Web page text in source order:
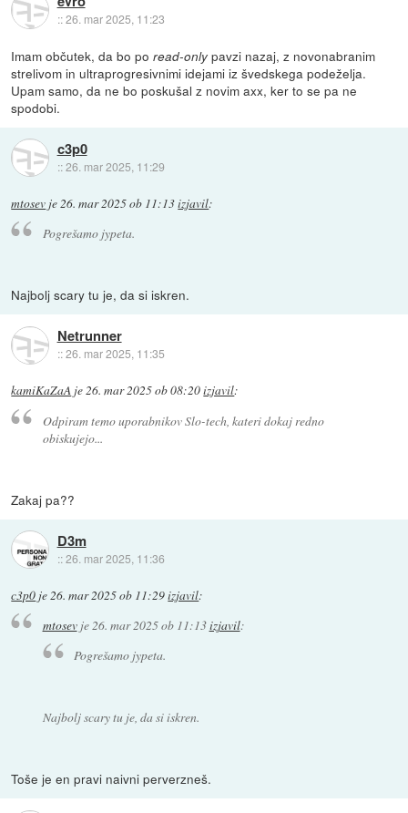
::26. mar 2025, 11:23
Imam občutek, da bo poread-only pavzi nazaj, z novonabranim
strelivom in ultraprogresivnimi idejami iz švedskega podeželja.
Upam samo, da ne bo poskušal z novim axx, ker to se pa ne
spodobi.
c3p0
::26. mar 2025, 11:29
mtosev je 26. mar 2025 ob 11:13izjavil:
Pogrešamo jypeta.
Najbolj scary tu je, da si iskren.
Netrunner
::26. mar 2025, 11:35
kamiKaZaA je26. mar 2025 ob 08:20izjavil:
Odpiram temo uporabnikov Slo-tech, kateri dokaj redno
obiskujejo...
Zakaj pa??
D3m
::26. mar 2025, 11:36
c3p0 je26. mar 2025 ob 11:29izjavil:
mtosevje26. mar 2025 ob 11:13izjavil:
Pogrešamo jypeta.
Najbolj scary tu je, da si iskren.
Toše je en pravi naivni perverzneš.